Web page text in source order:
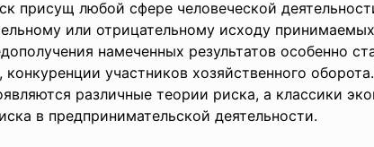
присущ любой сфере человеческой
или отрицательному исходу
намеченных результатов особенно
участников хозяйственного
различные теории риска, а классики
в предпринимательской деятельности.